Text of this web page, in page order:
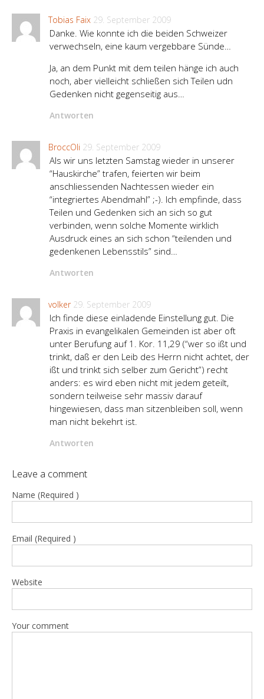
Tobias Faix 29. September 2009
Danke. Wie konnte ich die beiden Schweizer
verwechseln, eine kaum vergebbare Sünde…
Ja, an dem Punkt mit dem teilen hänge ich auch
noch, aber vielleicht schließen sich Teilen udn
Gedenken nicht gegenseitig aus…
Antworten
BroccOli 29. September 2009
Als wir uns letzten Samstag wieder in unserer
“Hauskirche” trafen, feierten wir beim
anschliessenden Nachtessen wieder ein
“integriertes Abendmahl” ;-). Ich empfinde, dass
Teilen und Gedenken sich an sich so gut
verbinden, wenn solche Momente wirklich
Ausdruck eines an sich schon “teilenden und
gedenkenen Lebensstils” sind…
Antworten
volker 29. September 2009
Ich finde diese einladende Einstellung gut. Die
Praxis in evangelikalen Gemeinden ist aber oft
unter Berufung auf 1. Kor. 11,29 (“wer so ißt und
trinkt, daß er den Leib des Herrn nicht achtet, der
ißt und trinkt sich selber zum Gericht”) recht
anders: es wird eben nicht mit jedem geteilt,
sondern teilweise sehr massiv darauf
hingewiesen, dass man sitzenbleiben soll, wenn
man nicht bekehrt ist.
Antworten
Leave a comment
Name (Required )
Email (Required )
Website
Your comment